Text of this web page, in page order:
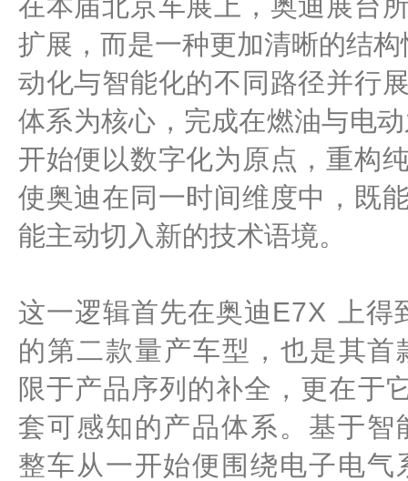
扩展，而是一种更加清晰的结
动化与智能化的不同路径并行
体系为核心，完成在燃油与电
开始便以数字化为原点，重构
使奥迪在同一时间维度中，既
能主动切入新的技术语境。
这一逻辑首先在奥迪E7X
上
的第二款量产车型，也是其
限于产品序列的补全，更在于
套可感知的产品体系。基于
整车从一开始便围绕电子电